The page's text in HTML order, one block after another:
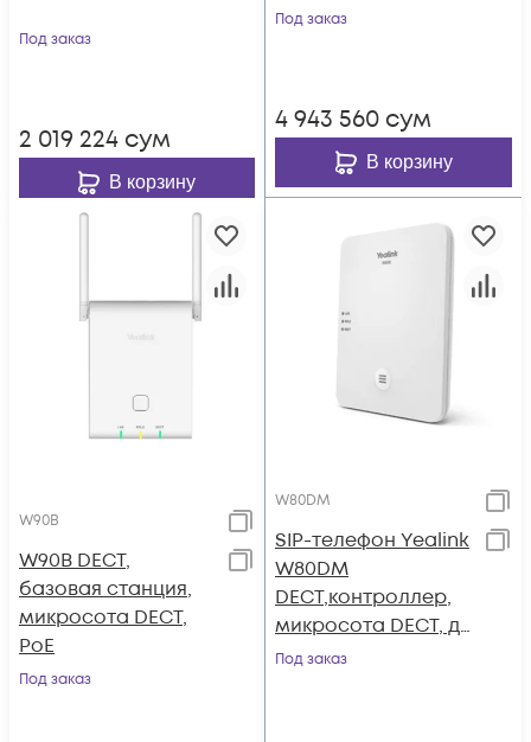
Под заказ
2 019 224 сум
В корзину
250 SIP-аккаунтов,
Под заказ
4 943 560 сум
В корзину
W90B
W90B DECT,
базовая станция,
микросота DECT,
PoE
Под заказ
W80DM
SIP-телефон Yealink
W80DM
DECT,контроллер,
микросота DECT, до
30 базовых
Под заказ